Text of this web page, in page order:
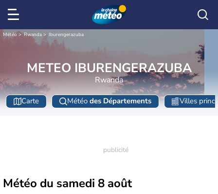
Météo Rwanda Iburengerazuba
METEO IBURENGERAZUBA
Rwanda
Carte Météo des Départements Villes
Météo du samedi 8 août